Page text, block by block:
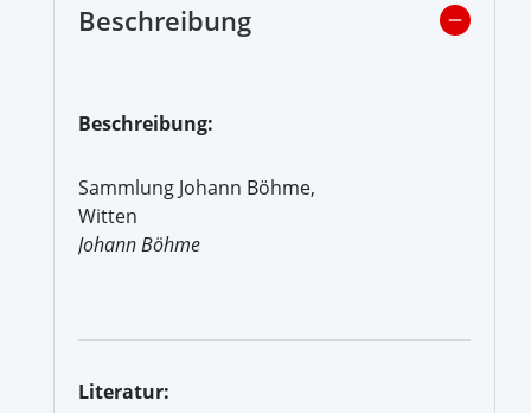
Beschreibung
Beschreibung:
Sammlung Johann Böhme,
Witten
Johann Böhme
Literatur: